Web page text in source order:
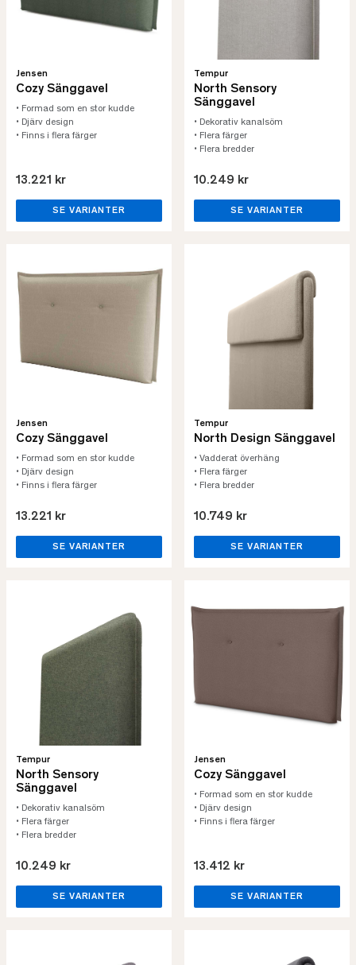
Jensen
Cozy Sänggavel
• Formad som en stor kudde
• Djärv design
• Finns i flera färger
13.221 kr
SE VARIANTER
Tempur
North Sensory
Sänggavel
• Dekorativ kanalsöm
• Flera färger
• Flera bredder
10.249 kr
SE VARIANTER
Jensen
Cozy Sänggavel
• Formad som en stor kudde
• Djärv design
• Finns i flera färger
13.221 kr
SE VARIANTER
Tempur
North Design Sänggavel
• Vadderat överhäng
• Flera färger
• Flera bredder
10.749 kr
SE VARIANTER
Tempur
North Sensory
Sänggavel
• Dekorativ kanalsöm
• Flera färger
• Flera bredder
10.249 kr
SE VARIANTER
Jensen
Cozy Sänggavel
• Formad som en stor kudde
• Djärv design
• Finns i flera färger
13.412 kr
SE VARIANTER